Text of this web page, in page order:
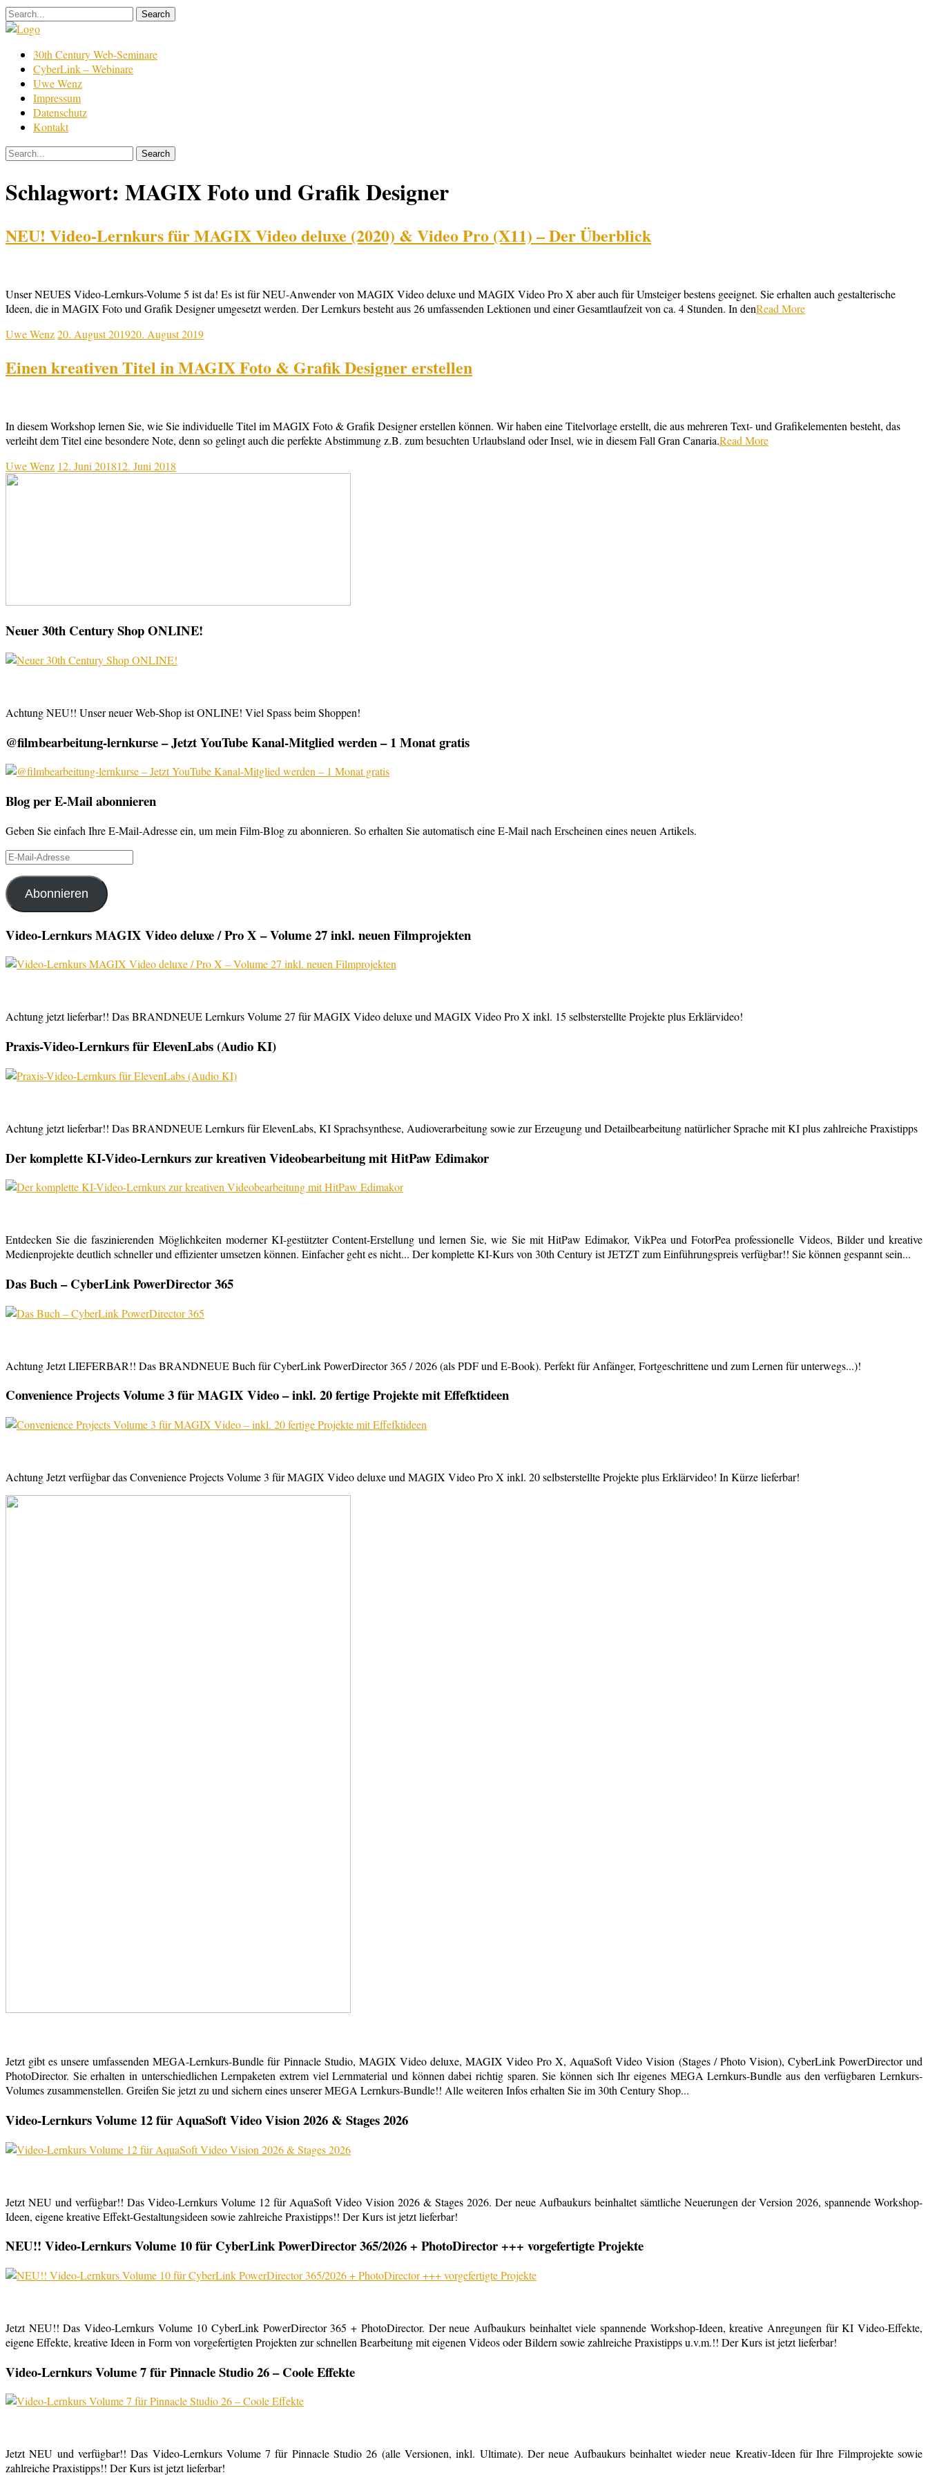
Skip
to
Film
Bearbeitung
30th Century Web-Seminare
CyberLink – Webinare
Uwe Wenz
Impressum
Datenschutz
Kontakt
Schlagwort: MAGIX Foto und Grafik Designer
NEU! Video-Lernkurs für MAGIX Video deluxe (2020) & Video Pro (X11) – Der Überblick
Unser NEUES Video-Lernkurs-Volume 5 ist da! Es ist für NEU-Anwender von MAGIX Video deluxe und MAGIX Video Pro X aber auch für Umsteiger bestens geeignet. Sie erhalten auch gestalterische
Ideen, die in MAGIX Foto und Grafik Designer umgesetzt werden. Der Lernkurs besteht aus 26 umfassenden Lektionen und einer Gesamtlaufzeit von ca. 4 Stunden. In denRead More
Uwe Wenz20. August 201920. August 2019
Einen kreativen Titel in MAGIX Foto & Grafik Designer erstellen
In diesem Workshop lernen Sie, wie Sie individuelle Titel im MAGIX Foto & Grafik Designer erstellen können. Wir haben eine Titelvorlage erstellt, die aus mehreren Text- und Grafikelementen besteht, das
verleiht dem Titel eine besondere Note, denn so gelingt auch die perfekte Abstimmung z.B. zum besuchten Urlaubsland oder Insel, wie in diesem Fall Gran Canaria.Read More
Uwe Wenz 12. Juni 201812. Juni 2018
Neuer 30th Century Shop ONLINE!
Achtung NEU!! Unser neuer Web-Shop ist ONLINE! Viel Spass beim Shoppen!
@filmbearbeitung-lernkurse – Jetzt YouTube Kanal-Mitglied werden – 1 Monat gratis
Blog per E-Mail abonnieren
Geben Sie einfach Ihre E-Mail-Adresse ein, um mein Film-Blog zu abonnieren. So erhalten Sie automatisch eine E-Mail nach Erscheinen eines neuen Artikels.
E-
Adresse
Abonnieren
Video-Lernkurs MAGIX Video deluxe / Pro X – Volume 27 inkl. neuen Filmprojekten
Achtung jetzt lieferbar!! Das BRANDNEUE Lernkurs Volume 27 für MAGIX Video deluxe und MAGIX Video Pro X inkl. 15 selbsterstellte Projekte plus Erklärvideo!
Praxis-Video-Lernkurs für ElevenLabs (Audio KI)
Achtung jetzt lieferbar!! Das BRANDNEUE Lernkurs für ElevenLabs, KI Sprachsynthese, Audioverarbeitung sowie zur Erzeugung und Detailbearbeitung natürlicher Sprache mit KI plus zahlreiche Praxistipps
Der komplette KI-Video-Lernkurs zur kreativen Videobearbeitung mit HitPaw Edimakor
Entdecken Sie die faszinierenden Möglichkeiten moderner KI-gestützter Content-Erstellung und lernen Sie, wie Sie mit HitPaw Edimakor, VikPea und FotorPea professionelle Videos, Bilder und kreative
Medienprojekte deutlich schneller und effizienter umsetzen können. Einfacher geht es nicht... Der komplette KI-Kurs von 30th Century ist JETZT zum Einführungspreis verfügbar!! Sie können gespannt sein...
Das Buch – CyberLink PowerDirector 365
Achtung Jetzt LIEFERBAR!! Das BRANDNEUE Buch für CyberLink PowerDirector 365 / 2026 (als PDF und E-Book). Perfekt für Anfänger, Fortgeschrittene und zum Lernen für unterwegs...)!
Convenience Projects Volume 3 für MAGIX Video – inkl. 20 fertige Projekte mit Effefktideen
Achtung Jetzt verfügbar das Convenience Projects Volume 3 für MAGIX Video deluxe und MAGIX Video Pro X inkl. 20 selbsterstellte Projekte plus Erklärvideo! In Kürze lieferbar!
Jetzt gibt es unsere umfassenden MEGA-Lernkurs-Bundle für Pinnacle Studio, MAGIX Video deluxe, MAGIX Video Pro X, AquaSoft Video Vision (Stages / Photo Vision), CyberLink PowerDirector und
PhotoDirector. Sie erhalten in unterschiedlichen Lernpaketen extrem viel Lernmaterial und können dabei richtig sparen. Sie können sich Ihr eigenes MEGA Lernkurs-Bundle aus den verfügbaren Lernkurs-
Volumes zusammenstellen. Greifen Sie jetzt zu und sichern eines unserer MEGA Lernkurs-Bundle!! Alle weiteren Infos erhalten Sie im 30th Century Shop...
Video-Lernkurs Volume 12 für AquaSoft Video Vision 2026 & Stages 2026
Jetzt NEU und verfügbar!! Das Video-Lernkurs Volume 12 für AquaSoft Video Vision 2026 & Stages 2026. Der neue Aufbaukurs beinhaltet sämtliche Neuerungen der Version 2026, spannende Workshop-
Ideen, eigene kreative Effekt-Gestaltungsideen sowie zahlreiche Praxistipps!! Der Kurs ist jetzt lieferbar!
NEU!! Video-Lernkurs Volume 10 für CyberLink PowerDirector 365/2026 + PhotoDirector +++ vorgefertigte Projekte
Jetzt NEU!! Das Video-Lernkurs Volume 10 CyberLink PowerDirector 365 + PhotoDirector. Der neue Aufbaukurs beinhaltet viele spannende Workshop-Ideen, kreative Anregungen für KI Video-Effekte,
eigene Effekte, kreative Ideen in Form von vorgefertigten Projekten zur schnellen Bearbeitung mit eigenen Videos oder Bildern sowie zahlreiche Praxistipps u.v.m.!! Der Kurs ist jetzt lieferbar!
Video-Lernkurs Volume 7 für Pinnacle Studio 26 – Coole Effekte
Jetzt NEU und verfügbar!! Das Video-Lernkurs Volume 7 für Pinnacle Studio 26 (alle Versionen, inkl. Ultimate). Der neue Aufbaukurs beinhaltet wieder neue Kreativ-Ideen für Ihre Filmprojekte sowie
zahlreiche Praxistipps!! Der Kurs ist jetzt lieferbar!